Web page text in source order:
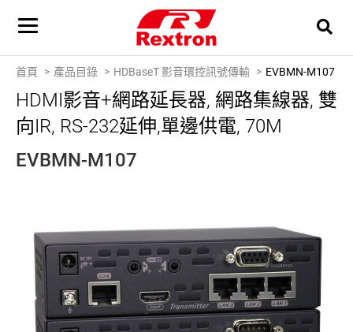
首頁 產品目錄 HDBaseT 影音環控訊號傳輸 EVBMN-M107
HDMI影音+網路延長器, 網路集線器, 雙
向IR, RS-232延伸,單邊供電, 70M
EVBMN-M107